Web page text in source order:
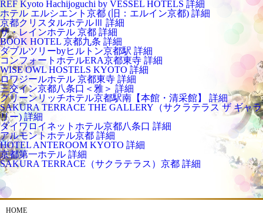
REF Kyoto Hachijoguchi by VESSEL HOTELS 詳細
ホテル エルシエント京都 (旧：エルイン京都) 詳細
京都クリスタルホテルⅢ 詳細
ザ・レインホテル 京都 詳細
BOOK HOTEL 京都九条 詳細
ダブルツリーbyヒルトン京都駅 詳細
コンフォートホテルERA京都東寺 詳細
WISE OWL HOSTELS KYOTO 詳細
ロワジールホテル 京都東寺 詳細
三交イン京都八条口＜雅＞ 詳細
グリーンリッチホテル京都駅南【本館・清采館】
詳細
SAKURA TERRACE THE GALLERY（サクラテラス ザ ギャラ
リー) 詳細
ダイワロイネットホテル京都八条口 詳細
アルモントホテル京都 詳細
HOTEL ANTEROOM KYOTO 詳細
京都第一ホテル 詳細
SAKURA TERRACE（サクラテラス）京都 詳細
HOME